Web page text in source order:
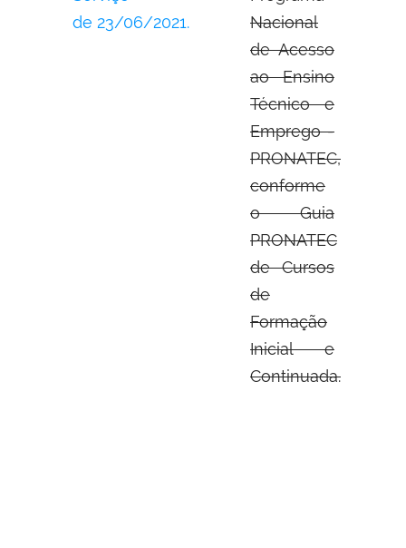
de 23/06/2021.
Nacional
de Acesso
ao Ensino
Técnico e
Emprego -
PRONATEC,
conforme
o Guia
PRONATEC
de Cursos
de
Formação
Inicial e
Continuada.